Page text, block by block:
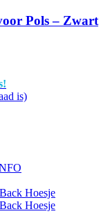
Pols – Zwart
is)